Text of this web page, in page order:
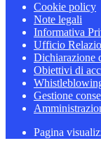
Cookie policy
Note legali
Informativa
Ufficio
Dichiarazione
Obiettivi di
Gestione
Pagina